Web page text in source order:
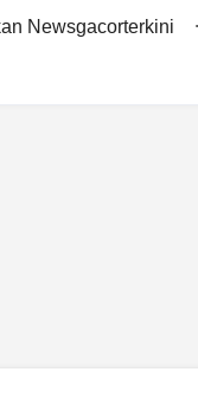
Newsgacorterkini